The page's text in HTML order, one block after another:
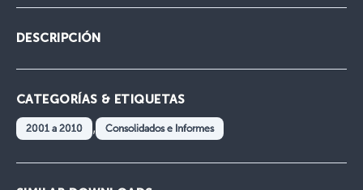
DESCRIPCIÓN
CATEGORÍAS & ETIQUETAS
2001 a 2010 , Consolidados e Informes